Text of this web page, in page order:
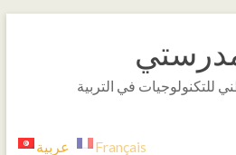
للتكنولوجيات في التربية
Français عربية